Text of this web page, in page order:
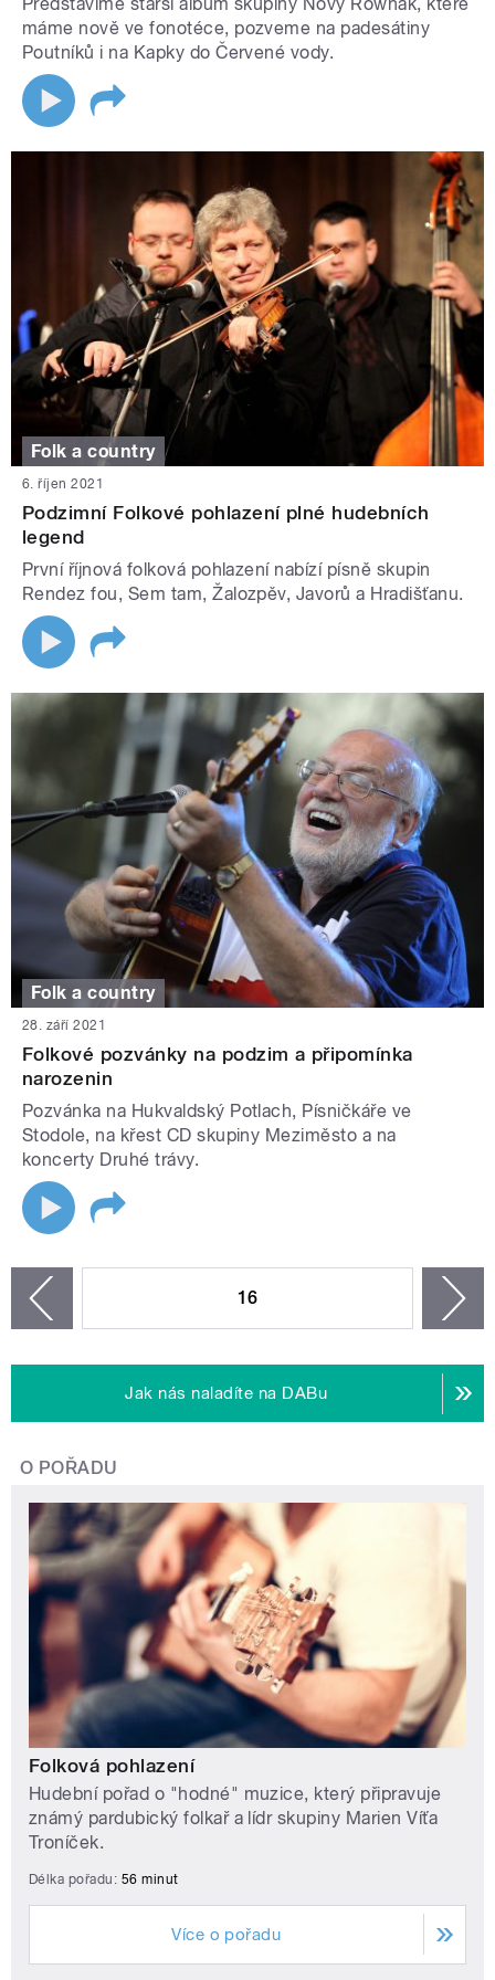
máme nově ve fonotéce, pozveme na padesátiny
Poutníků i na Kapky do Červené vody.
Folk a country
6. říjen 2021
Podzimní Folkové pohlazení plné hudebních
legend
První říjnová folková pohlazení nabízí písně skupin
Rendez fou, Sem tam, Žalozpěv, Javorů a Hradišťanu.
Folk a country
28. září 2021
Folkové pozvánky na podzim a připomínka
narozenin
Pozvánka na Hukvaldský Potlach, Písničkáře ve
Stodole, na křest CD skupiny Meziměsto a na
koncerty Druhé trávy.
16
Jak nás naladíte na DABu
O POŘADU
Folková pohlazení
Hudební pořad o "hodné" muzice, který připravuje
známý pardubický folkař a lídr skupiny Marien Víťa
Troníček.
Délka pořadu: 56 minut
Více o pořadu